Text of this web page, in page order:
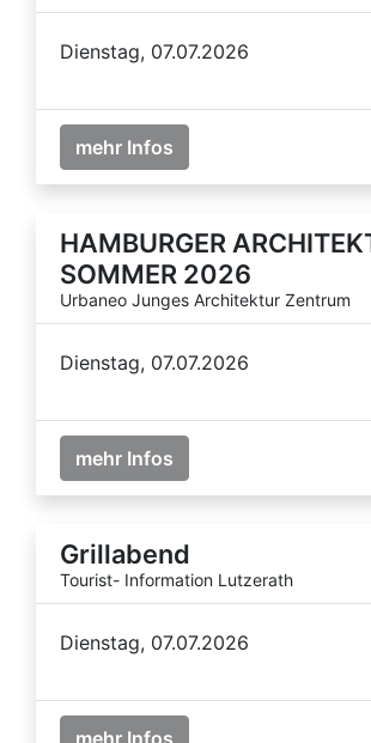
Dienstag, 07.07.2026
mehr Infos
HAMBURGER
SOMMER 2026
Urbaneo Junges Architektur Zentrum
Dienstag, 07.07.2026
mehr Infos
Grillabend
Tourist- Information Lutzerath
Dienstag, 07.07.2026
mehr Infos